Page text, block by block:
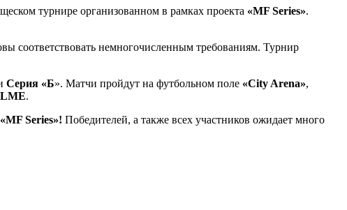
турнире организованном в рамках проекта «MF Series».
соответствовать немногочисленным требованиям. Турнир
Серия «Б». Матчи пройдут на футбольном поле «City Arena»,
.
«MF Series»! Победителей, а также всех участников ожидает много